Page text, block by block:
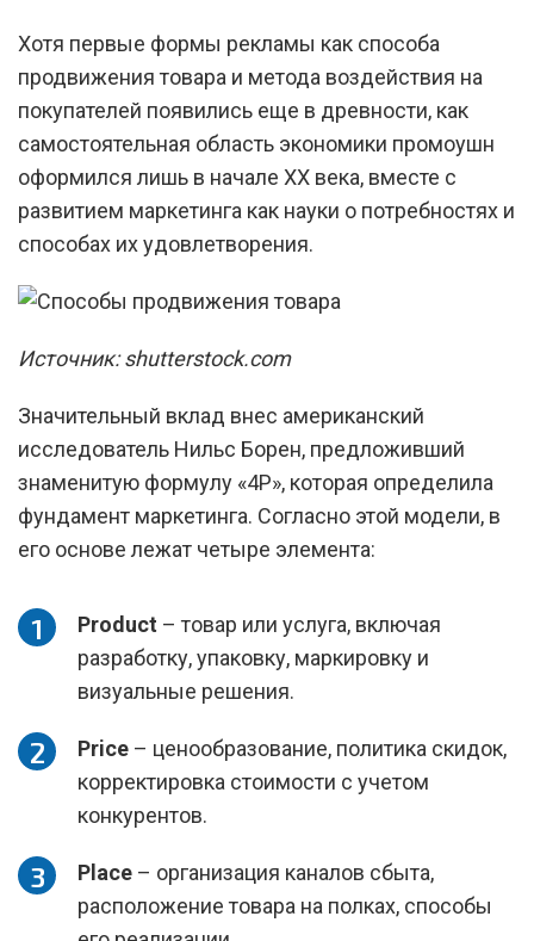
Хотя первые формы рекламы как способа
продвижения товара и метода воздействия на
покупателей появились еще в древности, как
самостоятельная область экономики промоушн
оформился лишь в начале XX века, вместе с
развитием маркетинга как науки о потребностях и
способах их удовлетворения.
Источник: shutterstock.com
Значительный вклад внес американский
исследователь Нильс Борен, предложивший
знаменитую формулу «4P», которая определила
фундамент маркетинга. Согласно этой модели, в
его основе лежат четыре элемента:
Product – товар или услуга, включая
разработку, упаковку, маркировку и
визуальные решения.
Price – ценообразование, политика скидок,
корректировка стоимости с учетом
конкурентов.
Place – организация каналов сбыта,
расположение товара на полках, способы